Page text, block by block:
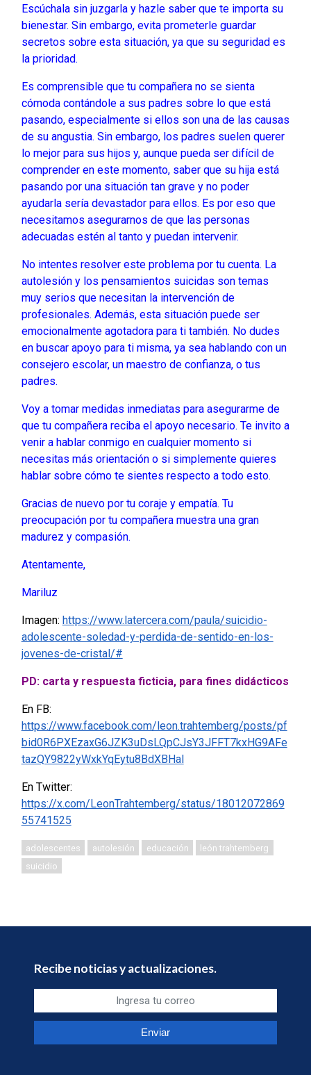
Escúchala sin juzgarla y hazle saber que te importa su
bienestar. Sin embargo, evita prometerle guardar
secretos sobre esta situación, ya que su seguridad es
la prioridad.
Es comprensible que tu compañera no se sienta
cómoda contándole a sus padres sobre lo que está
pasando, especialmente si ellos son una de las causas
de su angustia. Sin embargo, los padres suelen querer
lo mejor para sus hijos y, aunque pueda ser difícil de
comprender en este momento, saber que su hija está
pasando por una situación tan grave y no poder
ayudarla sería devastador para ellos. Es por eso que
necesitamos asegurarnos de que las personas
adecuadas estén al tanto y puedan intervenir.
No intentes resolver este problema por tu cuenta. La
autolesión y los pensamientos suicidas son temas
muy serios que necesitan la intervención de
profesionales. Además, esta situación puede ser
emocionalmente agotadora para ti también. No dudes
en buscar apoyo para ti misma, ya sea hablando con un
consejero escolar, un maestro de confianza, o tus
padres.
Voy a tomar medidas inmediatas para asegurarme de
que tu compañera reciba el apoyo necesario. Te invito a
venir a hablar conmigo en cualquier momento si
necesitas más orientación o si simplemente quieres
hablar sobre cómo te sientes respecto a todo esto.
Gracias de nuevo por tu coraje y empatía. Tu
preocupación por tu compañera muestra una gran
madurez y compasión.
Atentamente,
Mariluz
Imagen: https://www.latercera.com/paula/suicidio-
adolescente-soledad-y-perdida-de-sentido-en-los-
jovenes-de-cristal/#
PD: carta y respuesta ficticia, para fines didácticos
En FB:
https://www.facebook.com/leon.trahtemberg/posts/pf
bid0R6PXEzaxG6JZK3uDsLQpCJsY3JFFT7kxHG9AFe
tazQY9822yWxkYqEytu8BdXBHal
En Twitter:
https://x.com/LeonTrahtemberg/status/18012072869
55741525
adolescentes autolesión educación
león trahtemberg
suicidio
Recibe noticias y actualizaciones.